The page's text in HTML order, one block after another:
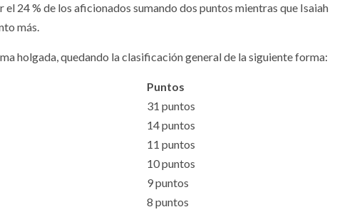
24 % de los aficionados sumando dos puntos mientras que Isaiah
más.
holgada, quedando la clasificación general de la siguiente forma:
Puntos
31 puntos
14 puntos
11 puntos
10 puntos
9 puntos
8 puntos